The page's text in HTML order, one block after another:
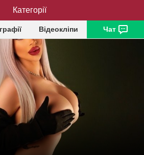
ChrystalCade
Відеокліпи Чат
Категорії